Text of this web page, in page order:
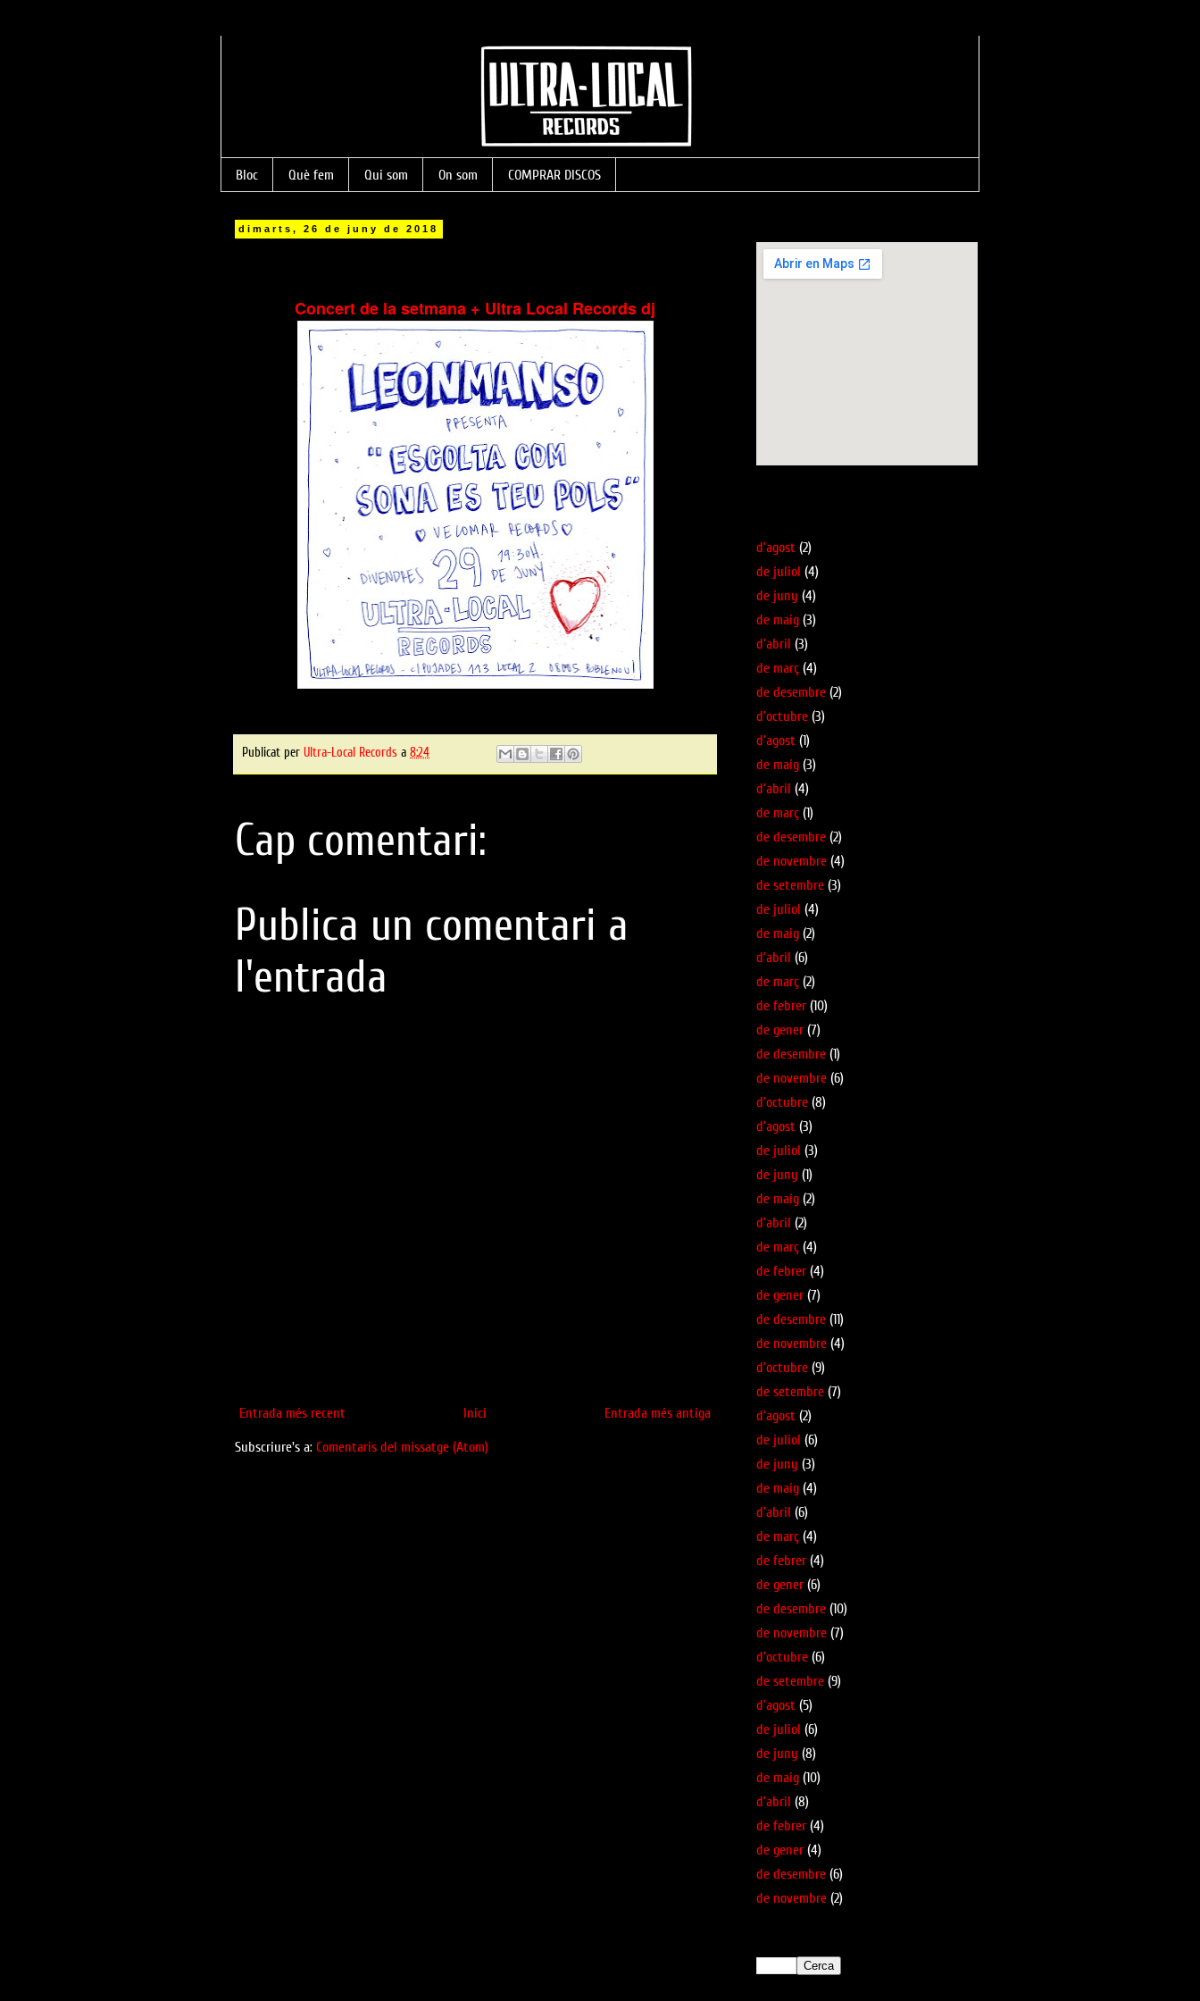
Bloc Què fem Qui som On som COMPRAR DISCOS
dimarts, 26 de juny de 2018
Concert de la setmana + Ultra Local Records dj
Publicat per Ultra-Local Records a 8:24
Cap comentari:
Publica un comentari a
l'entrada
Entrada més recent Entrada més antiga
Inici
Subscriure's a: Comentaris del missatge (Atom)
d’agost (2)
de juliol (4)
de juny (4)
de maig (3)
d’abril (3)
de març (4)
de desembre (2)
d’octubre (3)
d’agost (1)
de maig (3)
d’abril (4)
de març (1)
de desembre (2)
de novembre (4)
de setembre (3)
de juliol (4)
de maig (2)
d’abril (6)
de març (2)
de febrer(10)
de gener(7)
de desembre (1)
de novembre (6)
d’octubre (8)
d’agost (3)
de juliol (3)
de juny (1)
de maig (2)
d’abril (2)
de març (4)
de febrer(4)
de gener(7)
de desembre (11)
de novembre (4)
d’octubre (9)
de setembre (7)
d’agost (2)
de juliol (6)
de juny (3)
de maig (4)
d’abril (6)
de març (4)
de febrer(4)
de gener(6)
de desembre (10)
de novembre (7)
d’octubre (6)
de setembre (9)
d’agost (5)
de juliol (6)
de juny (8)
de maig (10)
d’abril (8)
de febrer(4)
de gener(4)
de desembre (6)
de novembre (2)